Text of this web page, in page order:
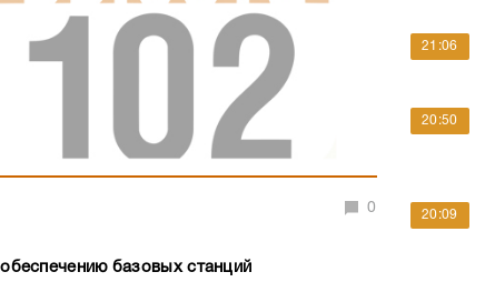
0
базовых станций
21:06
20:50
20:09